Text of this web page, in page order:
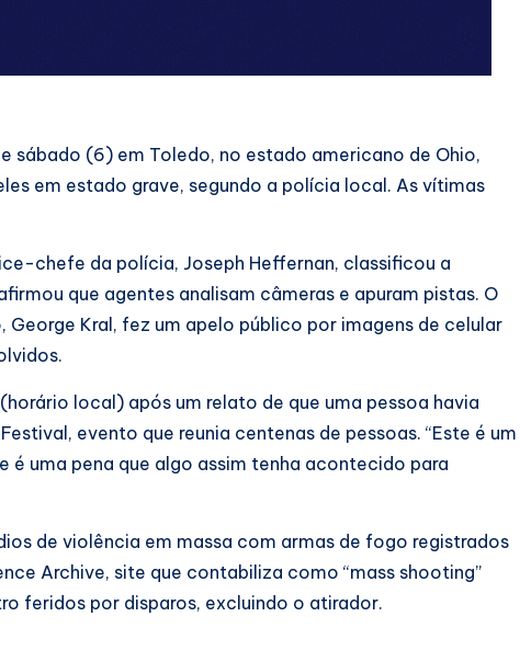
sábado (6) em Toledo, no estado americano de Ohio,
em estado grave, segundo a polícia local. As vítimas
chefe da polícia, Joseph Heffernan, classificou a
que agentes analisam câmeras e apuram pistas. O
Kral, fez um apelo público por imagens de celular
local) após um relato de que uma pessoa havia
evento que reunia centenas de pessoas. “Este é um
é uma pena que algo assim tenha acontecido para
de violência em massa com armas de fogo registrados
Archive, site que contabiliza como “mass shooting”
feridos por disparos, excluindo o atirador.